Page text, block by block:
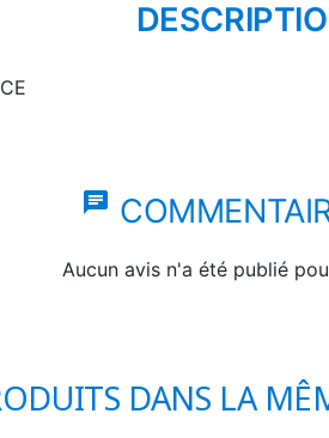
chat
Aucun avis n'a été publié
DANS LA